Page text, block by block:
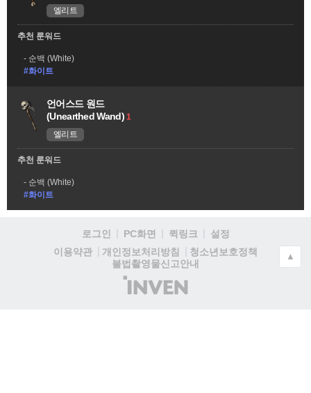
엘리트
추천 룬워드
순백 (White)
#화이트
언어스드 원드
(Unearthed Wand)1
엘리트
추천 룬워드
순백 (White)
#화이트
로그인 PC화면 퀵링크
설정
이용약관
개인정보처리방침
청소년보호정책
불법촬영물신고안내
(주)
인
▲